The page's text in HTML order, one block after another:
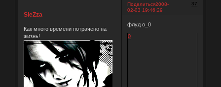
Поделиться 37
2008-
02-03 19:46:29
SleZza
Как много времени потрачено на
жизнь!
флуд о_0
0